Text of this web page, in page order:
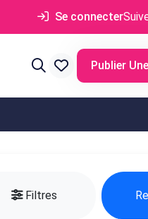
Se connecter
Publier
Filtres